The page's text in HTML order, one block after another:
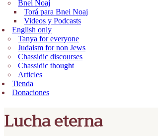
Bnei Noaj
Torá para Bnei Noaj
Videos y Podcasts
English only
Tanya for everyone
Judaism for non Jews
Chassidic discourses
Chassidic thought
Articles
Tienda
Donaciones
Lucha eterna